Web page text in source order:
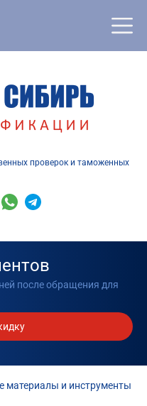
проверок и таможенных
после обращения для
материалы и инструменты